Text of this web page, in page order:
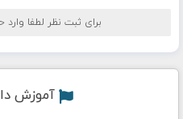
برای ثبت نظر لطفا
آموزش